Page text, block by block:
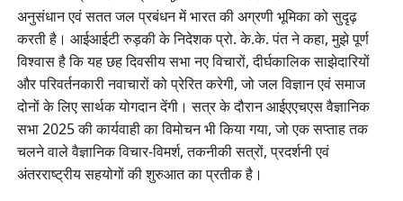
अनुसंधान एवं सतत जल प्रबंधन में भारत की अग्रणी भूमिका को सुदृढ़
करती है। आईआईटी रुड़की के निदेशक प्रो. के.के. पंत ने कहा, मुझे पूर्ण
विश्वास है कि यह छह दिवसीय सभा नए विचारों, दीर्घकालिक साझेदारियों
और परिवर्तनकारी नवाचारों को प्रेरित करेगी, जो जल विज्ञान एवं समाज
दोनों के लिए सार्थक योगदान देंगी। सत्र के दौरान आईएएचएस वैज्ञानिक
सभा 2025 की कार्यवाही का विमोचन भी किया गया, जो एक सप्ताह तक
चलने वाले वैज्ञानिक विचार-विमर्श, तकनीकी सत्रों, प्रदर्शनी एवं
अंतरराष्ट्रीय सहयोगों की शुरुआत का प्रतीक है।